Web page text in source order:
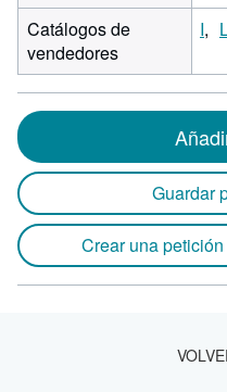
Catálogos de
vendedores
I
Guardar
Crear una